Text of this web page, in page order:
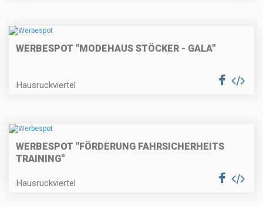
WERBESPOT "MODEHAUS STÖCKER - GALA"
Hausruckviertel
WERBESPOT "FÖRDERUNG FAHRSICHERHEITS
TRAINING"
Hausruckviertel